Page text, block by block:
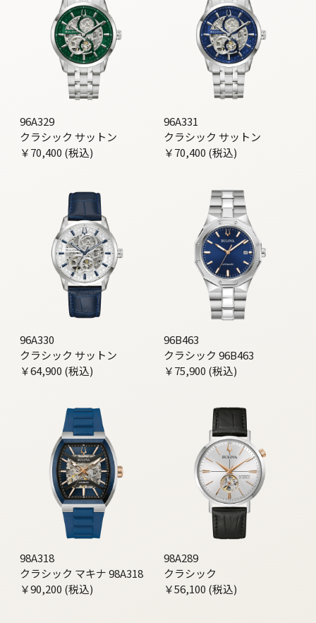
96A329
クラシック サットン
￥70,400 (税込)
96A331
クラシック サットン
￥70,400 (税込)
96A330
クラシック サットン
￥64,900 (税込)
96B463
クラシック 96B463
￥75,900 (税込)
98A318
クラシック マキナ 98A318
￥90,200 (税込)
98A289
クラシック
￥56,100 (税込)